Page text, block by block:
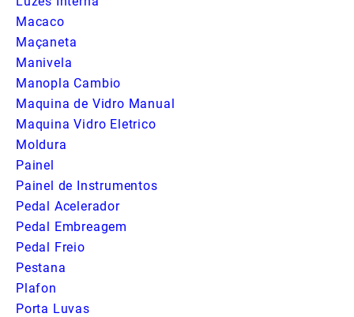
Macaco
Maçaneta
Manivela
Manopla Cambio
Maquina de Vidro Manual
Maquina Vidro Eletrico
Moldura
Painel
Painel de Instrumentos
Pedal Acelerador
Pedal Embreagem
Pedal Freio
Pestana
Plafon
Porta Luvas